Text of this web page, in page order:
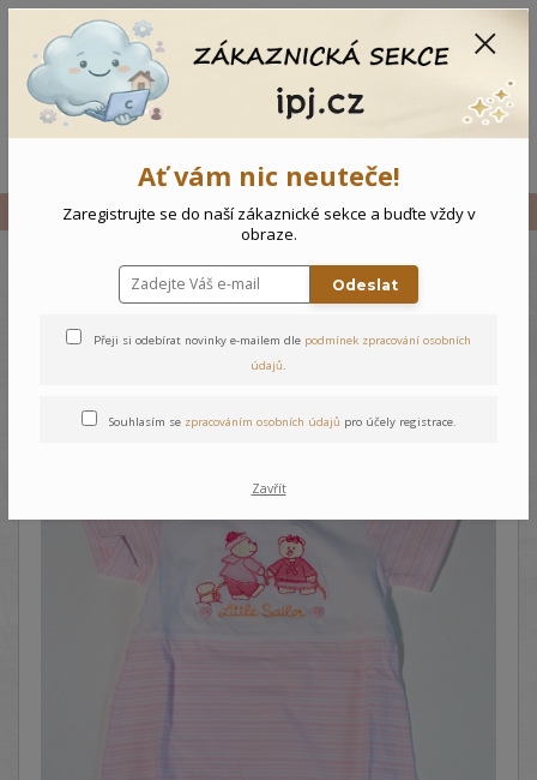
Vše Kojenecký overal Medvídci
Kojenecký overal Medvídci
Ať vám nic neuteče!
Zaregistrujte se do naší zákaznické sekce a buďte vždy v
obraze.
Odeslat
Přeji si odebírat novinky e-mailem dle podmínek zpracování osobních
údajů.
Souhlasím se zpracováním osobních údajů pro účely registrace.
Zavřít